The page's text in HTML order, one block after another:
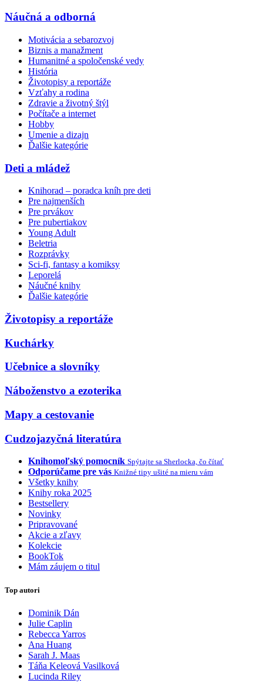
Náučná a odborná
Motivácia a sebarozvoj
Biznis a manažment
Humanitné a spoločenské vedy
História
Životopisy a reportáže
Vzťahy a rodina
Zdravie a životný štýl
Počítače a internet
Hobby
Umenie a dizajn
Ďalšie kategórie
Deti a mládež
Knihorad – poradca kníh pre deti
Pre najmenších
Pre prvákov
Pre pubertiakov
Young Adult
Beletria
Rozprávky
Sci-fi, fantasy a komiksy
Leporelá
Náučné knihy
Ďalšie kategórie
Životopisy a reportáže
Kuchárky
Učebnice a slovníky
Náboženstvo a ezoterika
Mapy a cestovanie
Cudzojazyčná literatúra
Knihomoľský pomocník Spýtajte sa Sherlocka, čo čítať
Odporúčame pre vás Knižné tipy ušité na mieru vám
Všetky knihy
Knihy roka 2025
Bestsellery
Novinky
Pripravované
Akcie a zľavy
Kolekcie
BookTok
Mám záujem o titul
Top autori
Dominik Dán
Julie Caplin
Rebecca Yarros
Ana Huang
Sarah J. Maas
Táňa Keleová Vasilková
Lucinda Riley